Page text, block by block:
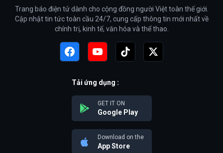
Trang báo điện tử dành cho cộng đồng người Việt toàn thế giới.
Cập nhật tin tức toàn cầu 24/7, cung cấp thông tin mới nhất về
chính trị, kinh tế, văn hóa và thể thao.
Tải ứng dụng :
GET IT ON
Google Play
Download on the
App Store